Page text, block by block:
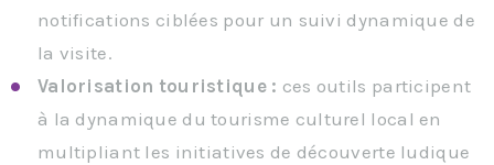
notifications ciblées pour un suivi dynamique de
la visite.
Valorisation touristique : ces outils participent
à la dynamique du tourisme culturel local en
multipliant les initiatives de découverte ludique